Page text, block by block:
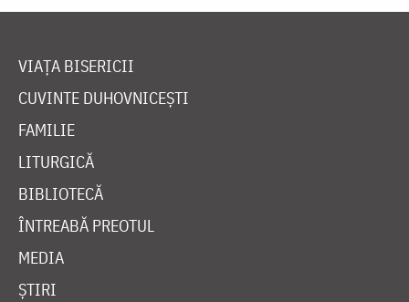
VIAȚA BISERICII
CUVINTE DUHOVNICEȘTI
FAMILIE
LITURGICĂ
BIBLIOTECĂ
ÎNTREABĂ PREOTUL
MEDIA
ȘTIRI